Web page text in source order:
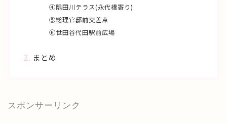
④隅田川テラス(永代橋寄り)
⑤総理官邸前交差点
⑥世田谷代田駅前広場
まとめ
スポンサーリンク